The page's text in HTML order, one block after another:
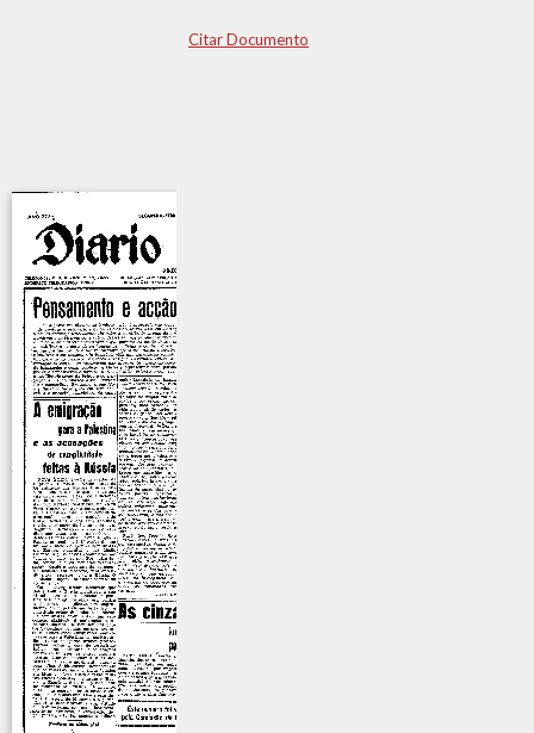
Citar Documento